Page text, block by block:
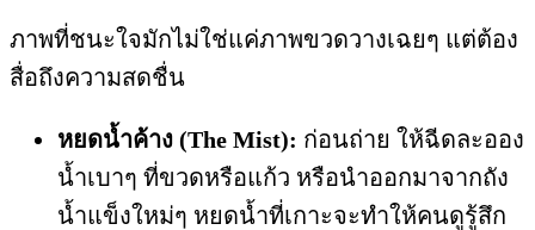
ภาพที่ชนะใจมักไม่ใช่แค่ภาพขวดวางเฉยๆ แต่ต้อง
สื่อถึงความสดชื่น
หยดน้ำค้าง (The Mist): ก่อนถ่าย ให้ฉีดละออง
น้ำเบาๆ ที่ขวดหรือแก้ว หรือนำออกมาจากถัง
น้ำแข็งใหม่ๆ หยดน้ำที่เกาะจะทำให้คนดูรู้สึก